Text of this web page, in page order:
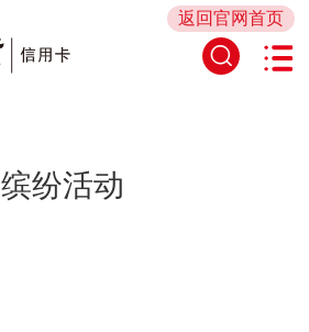
返回官网首页
缤纷活动